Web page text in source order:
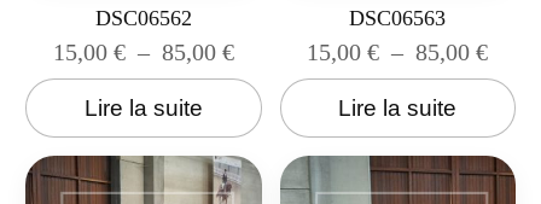
DSC06562
15,00 € – 85,00 €
Lire la suite
DSC06563
15,00€ – 85,00€
Lire la suite